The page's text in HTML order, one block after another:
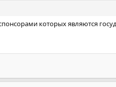
которых являются